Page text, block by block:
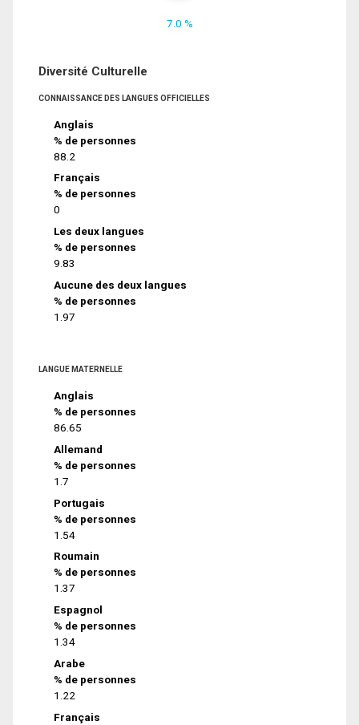
7.0 %
Diversité Culturelle
CONNAISSANCE DES LANGUES OFFICIELLES
Anglais
% de personnes
88.2
Français
% de personnes
0
Les deux langues
% de personnes
9.83
Aucune des deux langues
% de personnes
1.97
LANGUE MATERNELLE
Anglais
% de personnes
86.65
Allemand
% de personnes
1.7
Portugais
% de personnes
1.54
Roumain
% de personnes
1.37
Espagnol
% de personnes
1.34
Arabe
% de personnes
1.22
Français